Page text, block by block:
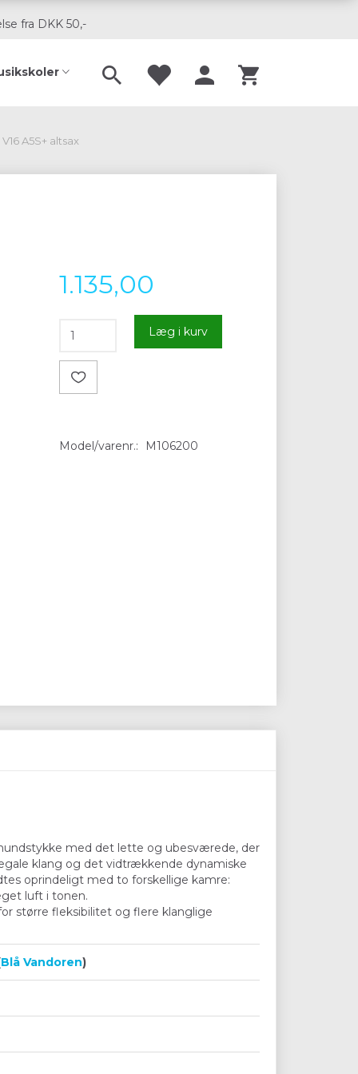
fra DKK 50,-
A5S+ altsax
1.135,00
Læg i kurv
Model/varenr.: M106200
med det lette og ubesværede, der
klang og det vidtrækkende dynamiske
oprindeligt med to forskellige kamre:
luft i tonen.
større fleksibilitet og flere klanglige
Blå Vandoren)